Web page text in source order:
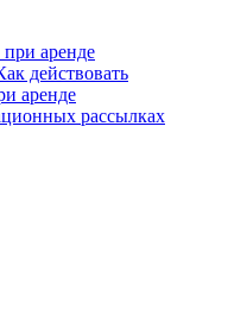
при аренде
действовать
аренде
рассылках